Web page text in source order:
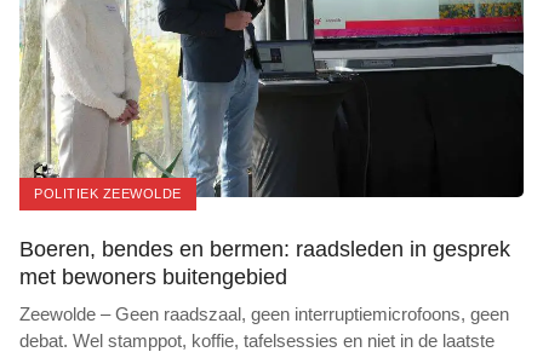
POLITIEK ZEEWOLDE
Boeren, bendes en bermen: raadsleden in gesprek
met bewoners buitengebied
Zeewolde – Geen raadszaal, geen interruptiemicrofoons, geen
debat. Wel stamppot, koffie, tafelsessies en niet in de laatste